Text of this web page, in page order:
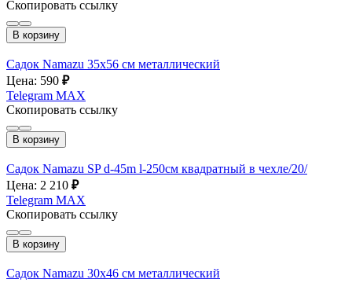
Скопировать ссылку
В корзину
Садок Namazu 35х56 см металлический
Цена: 590 ₽
Telegram MAX
Скопировать ссылку
В корзину
Садок Namazu SP d-45m l-250см квадратный в чехле/20/
Цена: 2 210 ₽
Telegram MAX
Скопировать ссылку
В корзину
Садок Namazu 30х46 см металлический